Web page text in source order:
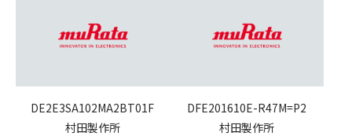
DE2E3SA102MA2BT01F
村田製作所
DFE201610E-R47M=P2
村田製作所